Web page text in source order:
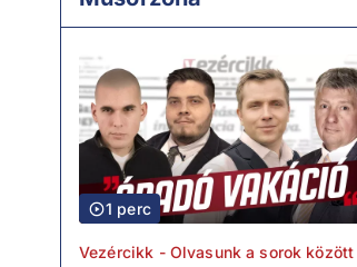
1 perc
Vezércikk - Olvasunk a sorok között